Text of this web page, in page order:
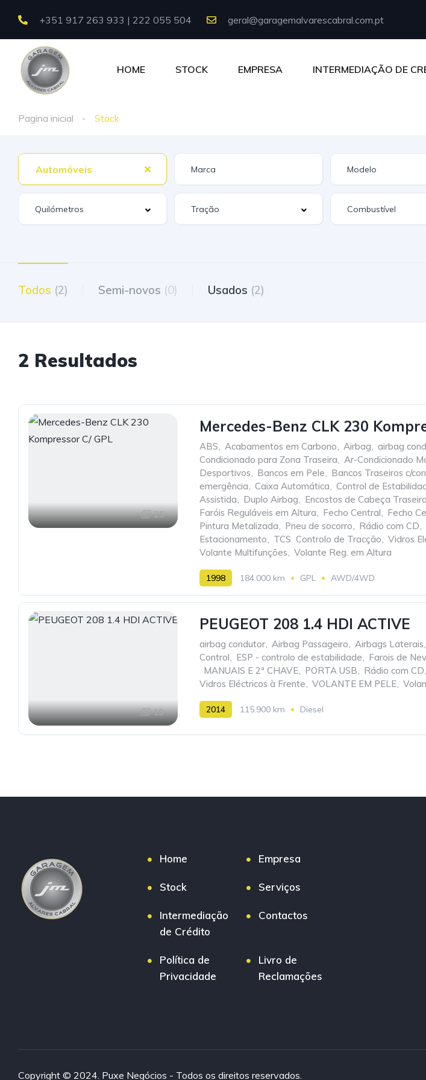
+351 917 263 933 | 222 055 504 geral@garagemalvarescabral.com.pt
HOME STOCK EMPRESA INTERMEDIAÇÃO DE
Pagina inicial Stock
Automóveis
Todos (2) Semi-novos (0) Usados (2)
2 Resultados
25
Mercedes-Benz CLK 230
ABS, Acabamentos em Carbono, Airbag, airbag
Condicionado para Zona Traseira, Ar-Condicionado
Desportivos, Bancos em Pele, Bancos Traseiros c/
emergência, Caixa Automática, Control de
Assistida, Duplo Airbag, Encostos de Cabeça
Faróis Reguláveis em Altura, Fecho Central, Fecho
Pintura Metalizada, Pneu de socorro, Rádio com CD,
Estacionamento, TCS  Controlo de Tracção, Vidros
Volante Multifunções, Volante Reg. em Altura
1998 184.000 km GPL AWD/4WD
19
PEUGEOT 208 1.4 HDI ACTIVE
airbag condutor, Airbag Passageiro, Airbags Laterais,
Control, ESP - controlo de estabilidade, Farois de
MANUAIS E 2ª CHAVE, PORTA USB, Rádio com CD,
Vidros Eléctricos à Frente, VOLANTE EM PELE,
2014 115.900 km Diesel
Home Empresa
Stock Serviços
Intermediação
de Crédito
Contactos
Política de
Privacidade
Livro de
Reclamações
Copyright © 2024. Puxe Negócios - Todos os direitos reservados.